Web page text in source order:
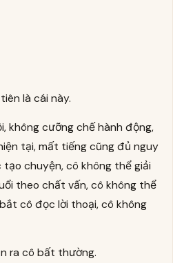
là cái này.
không cưỡng chế hành động,
tại, mất tiếng cũng đủ nguy
tạo chuyện, cô không thể giải
theo chất vấn, cô không thể
cô đọc lời thoại, cô không
ra cô bất thường.